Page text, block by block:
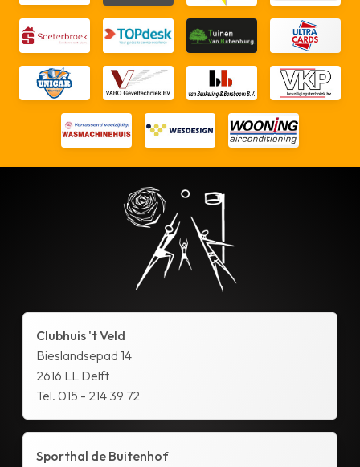
Clubhuis 't Veld
Bieslandsepad 14
2616 LL Delft
Tel. 015 - 214 39 72
Sporthal de Buitenhof